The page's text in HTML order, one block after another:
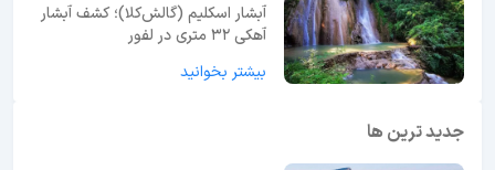
آبشار اسکلیم (گالش‌کلا)؛ کشف آبشار
آهکی ۳۲ متری در لفور
بیشتر بخوانید
جدید ترین ها